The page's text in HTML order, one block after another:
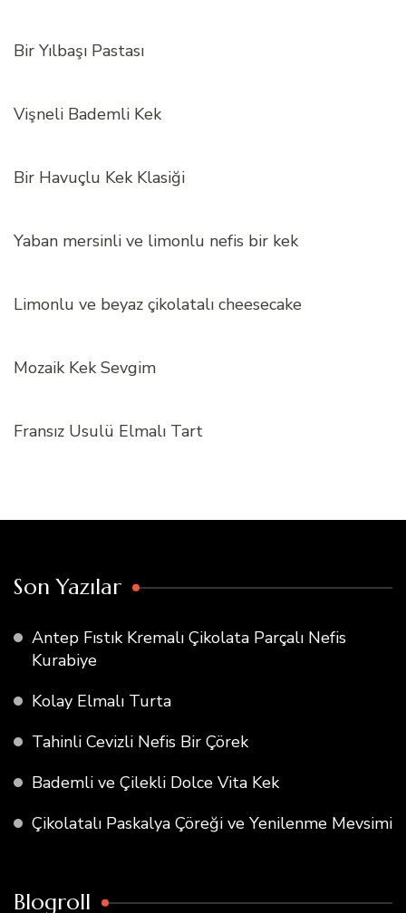
Bir Yılbaşı Pastası
Vişneli Bademli Kek
Bir Havuçlu Kek Klasiği
Yaban mersinli ve limonlu nefis bir kek
Limonlu ve beyaz çikolatalı cheesecake
Mozaik Kek Sevgim
Fransız Usulü Elmalı Tart
Son Yazılar
Antep Fıstık Kremalı Çikolata Parçalı Nefis
Kurabiye
Kolay Elmalı Turta
Tahinli Cevizli Nefis Bir Çörek
Bademli ve Çilekli Dolce Vita Kek
Çikolatalı Paskalya Çöreği ve Yenilenme Mevsimi
Blogroll